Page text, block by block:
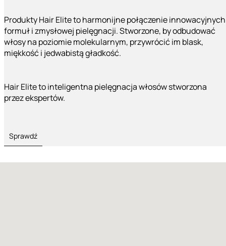
Produkty Hair Elite to harmonijne połączenie innowacyjnych
formuł i zmysłowej pielęgnacji. Stworzone, by odbudować
włosy na poziomie molekularnym, przywrócić im blask,
miękkość i jedwabistą gładkość.
Hair Elite to inteligentna pielęgnacja włosów stworzona
przez ekspertów.
Sprawdź